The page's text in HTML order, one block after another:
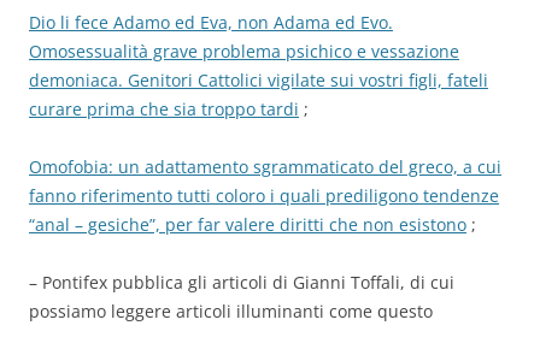
Dio li fece Adamo ed Eva, non Adama ed Evo.
Omosessualità grave problema psichico e vessazione
demoniaca. Genitori Cattolici vigilate sui vostri figli, fateli
curare prima che sia troppo tardi ;
Omofobia: un adattamento sgrammaticato del greco, a cui
fanno riferimento tutti coloro i quali prediligono tendenze
“anal – gesiche”, per far valere diritti che non esistono ;
– Pontifex pubblica gli articoli di Gianni Toffali, di cui
possiamo leggere articoli illuminanti come questo